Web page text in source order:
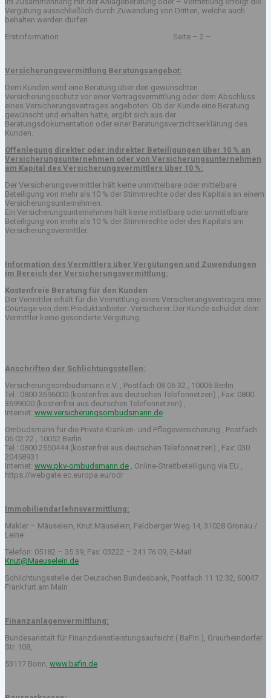
Vergütung ausschließlich durch Zuwendung von Dritten, welche auch
behalten werden dürfen.
Erstinformation Seite – 2 –
Versicherungsvermittlung Beratungsangebot:
Dem Kunden wird eine Beratung über den gewünschten
Versicherungsschutz vor einer Vertragsvermittlung oder dem Abschluss
eines Versicherungsvertrages angeboten. Ob der Kunde eine Beratung
gewünscht und erhalten hatte, ergibt sich aus der
Beratungsdokumentation oder einer Beratungsverzichtserklärung des
Kunden.
Offenlegung direkter oder indirekter Beteiligungen über 10 % an
Versicherungsunternehmen oder von Versicherungsunternehmen
am Kapital des Versicherungsvermittlers über 10 %:
Der Versicherungsvermittler hält keine unmittelbare oder mittelbare
Beteiligung von mehr als 10 % der Stimmrechte oder des Kapitals an einem
Versicherungsunternehmen.
Ein Versicherungsunternehmen hält keine mittelbare oder unmittelbare
Beteiligung von mehr als 10 % der Stimmrechte oder des Kapitals am
Versicherungsvermittler.
Information des Vermittlers über Vergütungen und Zuwendungen
im Bereich der Versicherungsvermittlung:
Kostenfreie Beratung für den Kunden
Der Vermittler erhält für die Vermittlung eines Versicherungsvertrages eine
Courtage von dem Produktanbieter -Versicherer. Der Kunde schuldet dem
Vermittler keine gesonderte Vergütung.
Anschriften der Schlichtungsstellen:
Versicherungsombudsmann e.V. , Postfach 08 06 32 , 10006 Berlin
Tel.: 0800 3696000 (kostenfrei aus deutschen Telefonnetzen) , Fax: 0800
3699000 (kostenfrei aus deutschen Telefonnetzen) ,
Internet: www.versicherungsombudsmann.de
Ombudsmann für die Private Kranken- und Pflegeversicherung , Postfach
06 02 22 , 10052 Berlin
Tel.: 0800 2550444 (kostenfrei aus deutschen Telefonnetzen) , Fax: 030
20458931
Internet: www.pkv-ombudsmann.de , Online-Streitbeteiligung via EU ,
https://webgate.ec.europa.eu/odr
Immobiliendarlehnsvermittlung:
Makler – Mäuselein, Knut Mäuselein, Feldberger Weg 14, 31028 Gronau /
Leine
Telefon: 05182 – 35 39, Fax: 03222 – 241 76 09, E-Mail:
Knut@Maeuselein.de
Schlichtungsstelle der Deutschen Bundesbank, Postfach 11 12 32, 60047
Frankfurt am Main
Finanzanlagenvermittlung:
Bundesanstalt für Finanzdienstleistungsaufsicht ( BaFin ), Graurheindorfer
Str. 108,
53117 Bonn, www.bafin.de